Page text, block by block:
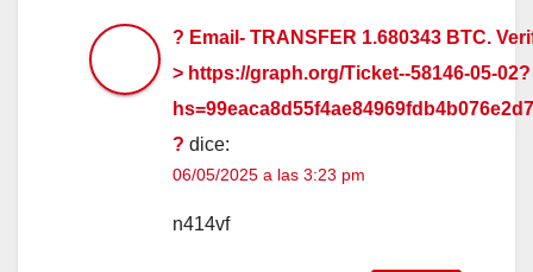
? Email- TRANSFER 1.680343 BTC.
> https://graph.org/Ticket--58146-05-02?
? dice:
06/05/2025 a las 3:23 pm
n414vf